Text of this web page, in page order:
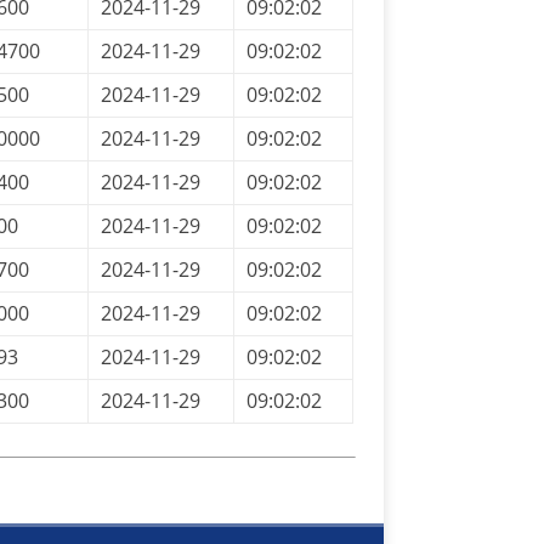
2024-11-29
09:02:02
2024-11-29
09:02:02
2024-11-29
09:02:02
2024-11-29
09:02:02
2024-11-29
09:02:02
2024-11-29
09:02:02
2024-11-29
09:02:02
2024-11-29
09:02:02
2024-11-29
09:02:02
2024-11-29 09:02:02